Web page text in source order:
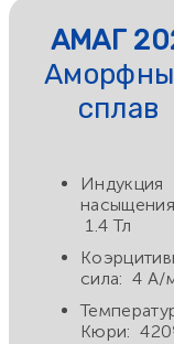
АМАГ
сплав
Индукция
1.4 Тл
сила: 4 А/
Кюри: